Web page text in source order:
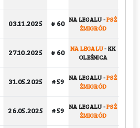
03.11.2025 # 60 NA LEGALU-PSŻ
ŻMIGRÓD
27.10.2025 # 60 NA LEGALU-KK
OLEŚNICA
31.05.2025 # 59 NA LEGALU-PSŻ
ŻMIGRÓD
26.05.2025 # 59 NA LEGALU-PSŻ
ŻMIGRÓD